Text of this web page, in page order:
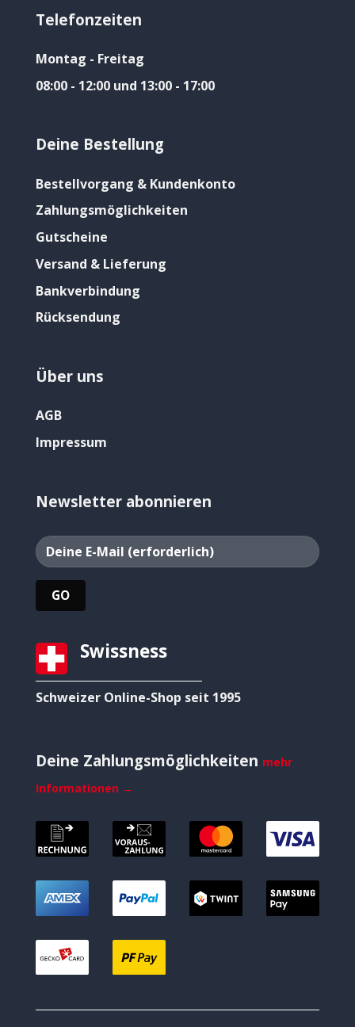
Telefonzeiten
Montag - Freitag
08:00 - 12:00 und 13:00 - 17:00
Deine Bestellung
Bestellvorgang & Kundenkonto
Zahlungsmöglichkeiten
Gutscheine
Versand & Lieferung
Bankverbindung
Rücksendung
Über uns
AGB
Impressum
Newsletter abonnieren
Swissness
Schweizer Online-Shop seit 1995
Deine Zahlungsmöglichkeiten mehr
Informationen →